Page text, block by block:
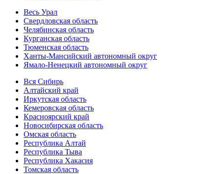
Весь Урал
Свердловская область
Челябинская область
Курганская область
Тюменская область
Ханты-Мансийский автономный округ
Ямало-Ненецкий автономный округ
Вся Сибирь
Алтайский край
Иркутская область
Кемеровская область
Красноярский край
Новосибирская область
Омская область
Республика Алтай
Республика Тыва
Республика Хакасия
Томская область